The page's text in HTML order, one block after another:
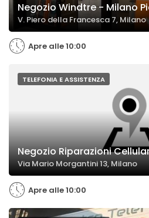
Negozio Windtre - Milano
V. Piero della Francesca 7, Milano
Apre alle 10:00
TELEFONIA E ASSISTENZA
Negozio Riparazioni
Via Mario Morgantini 13, Milano
Apre alle 10:00